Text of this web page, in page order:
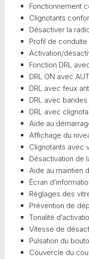
Fonctionnement
Clignotants
Désactiver la
Profil de
Activation/
Fonction DRL
DRL ON avec
DRL avec feux
DRL avec bandes
DRL avec
Aide au
Affichage du
Clignotants avec
Désactivation de
Aide au maintien
Écran
Réglages des
Prévention de
Tonalité
Vitesse de
Pulsation du
Couvercle du